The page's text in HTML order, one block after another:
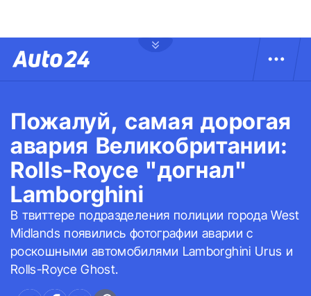
Пожалуй, самая дорогая
авария Великобритании:
Rolls-Royce "догнал"
Lamborghini
В твиттере подразделения полиции города West
Midlands появились фотографии аварии с
роскошными автомобилями Lamborghini Urus и
Rolls-Royce Ghost.